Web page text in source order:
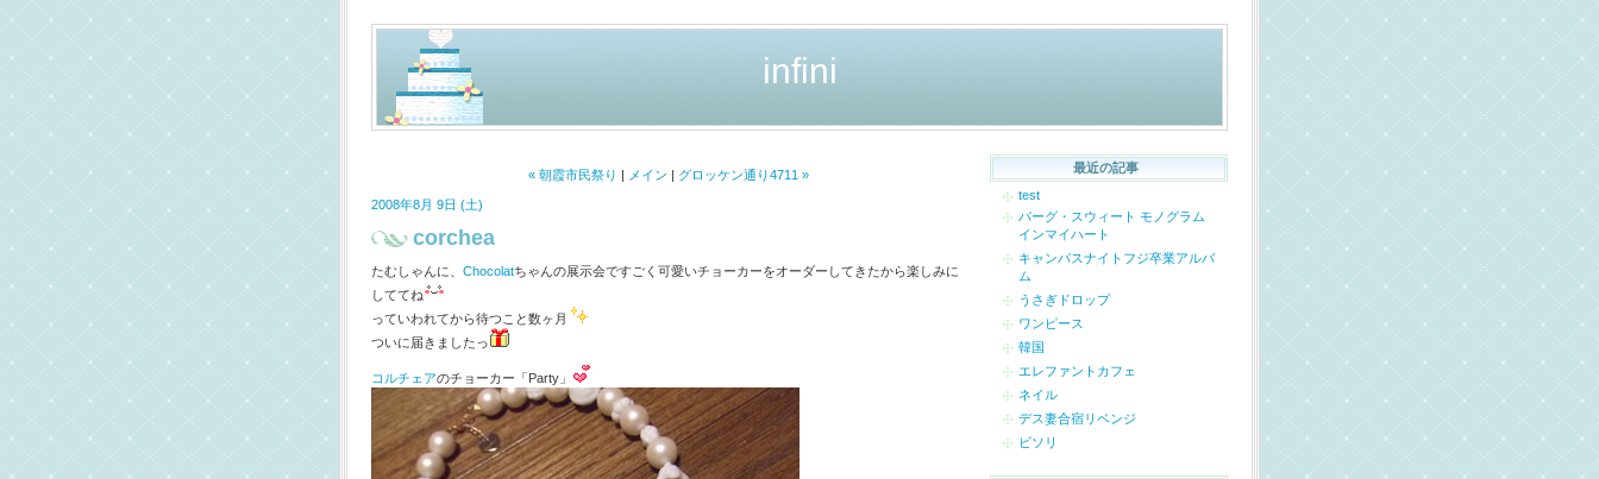
infini
« 朝霞市民祭り | メイン | グロッケン通り4711 »
2008年8月 9日 (土)
corchea
たむしゃんに、 Chocolatちゃんの展示会ですごく可愛いチョーカーをオーダーしてきたから楽しみに
しててね
っていわれてから待つこと数ヶ月
ついに届きましたっ
コルチェアのチョーカー「Party」
最近の記事
test
バーグ・スウィート モノグラム
インマイハート
キャンパスナイトフジ卒業アルバ
ム
うさぎドロップ
ワンピース
韓国
エレファントカフェ
ネイル
デス妻合宿リベンジ
ビソリ